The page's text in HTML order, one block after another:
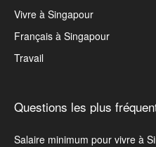
Vivre à Singapour
Français à Singapour
Travail
Questions les plus
Salaire minimum pour vivre à